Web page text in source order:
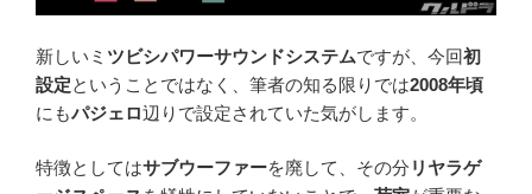
新しいミ ツビシパワーサウンドシステムですが、今回初
設定ということではなく、筆者の知る限りでは2008年頃
にもパジェロ辺りで設定されていた気がします。
特徴としてはサブウーファーを廃して、その分 リヤラゲ